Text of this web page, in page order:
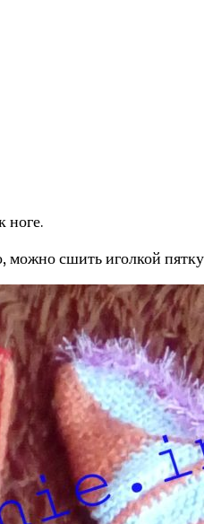
ноге.
можно сшить иголкой